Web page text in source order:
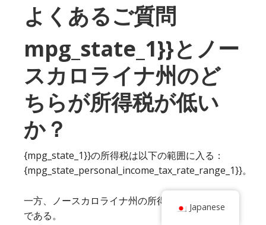
よくあるご質問
mpg_state_1}}とノー
スカロライナ州のど
ちらが所得税が低い
か？
{mpg_state_1}}の所得税は以下の範囲に入る：
{mpg_state_personal_income_tax_rate_range_1}}。
一方、ノースカロライナ州の所得税は以下の4.99%
である。
Japanese